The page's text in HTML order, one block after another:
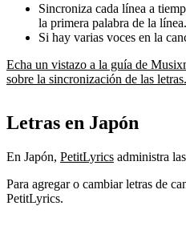
Sincroniza cada línea a
la primera palabra de la línea.
Si hay varias voces en la
Echa un vistazo a la guía de
sobre la sincronización de las letras.
Letras en Japón
En Japón, PetitLyrics administra
Para agregar o cambiar letras de
PetitLyrics.